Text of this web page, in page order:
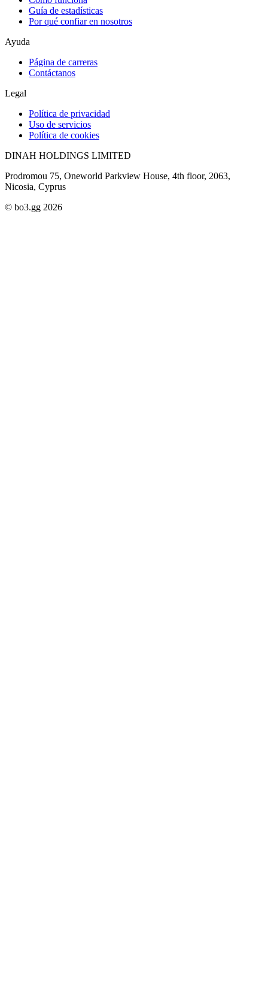
Guía de estadísticas
Por qué confiar en nosotros
Ayuda
Página de carreras
Contáctanos
Legal
Política de privacidad
Uso de servicios
Política de cookies
DINAH HOLDINGS LIMITED
Prodromou 75, Oneworld Parkview House, 4th floor, 2063,
Nicosia, Cyprus
© bo3.gg 2026